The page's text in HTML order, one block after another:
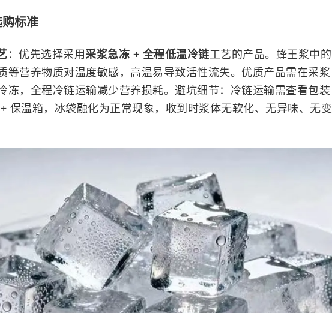
标准
：优先选择采用采浆急冻 + 全程低温冷链工艺的产品。蜂王浆中的
等营养物质对温度敏感，高温易导致活性流失。优质产品需在采浆
冻，全程冷链运输减少营养损耗。避坑细节：冷链运输需查看包装
保温箱，冰袋融化为正常现象，收到时浆体无软化、无异味、无变